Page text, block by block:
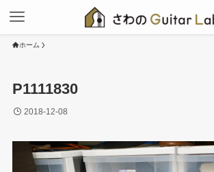
ホーム
P1111830
2018-12-08